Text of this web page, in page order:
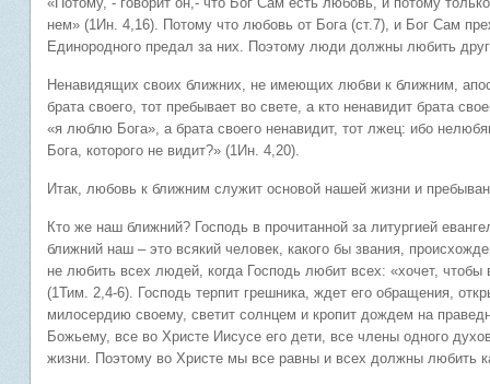
нем» (1Ин. 4,16). Потому что любовь от Бога (ст.7), и Бог Сам
Единородного предал за них. Поэтому люди должны любить
Ненавидящих своих ближних, не имеющих любви к ближним,
брата своего, тот пребывает во свете, а кто ненавидит брата
«я люблю Бога», а брата своего ненавидит, тот лжец: ибо
Бога, которого не видит?» (1Ин. 4,20).
Итак, любовь к ближним служит основой нашей жизни и
Кто же наш ближний? Господь в прочитанной за литургией
ближний наш – это всякий человек, какого бы звания,
не любить всех людей, когда Господь любит всех: «хочет,
(1Тим. 2,4-6). Господь терпит грешника, ждет его обращения,
милосердию своему, светит солнцем и кропит дождем на
Божьему, все во Христе Иисусе его дети, все члены одного
жизни. Поэтому во Христе мы все равны и всех должны любить